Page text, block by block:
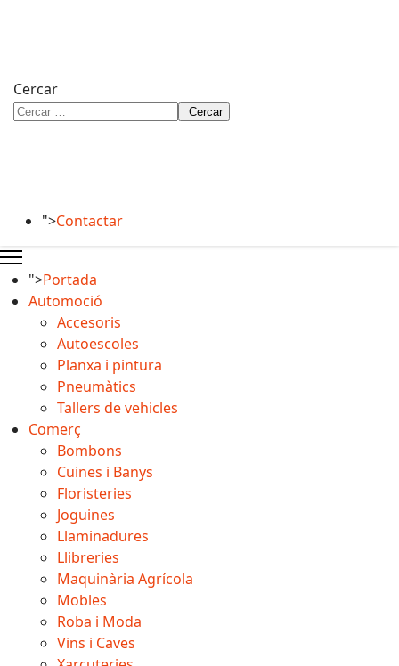
Cercar
Cercar
">Contactar
">Portada
Automoció
Accesoris
Autoescoles
Planxa i pintura
Pneumàtics
Tallers de vehicles
Comerç
Bombons
Cuines i Banys
Floristeries
Joguines
Llaminadures
Llibreries
Maquinària Agrícola
Mobles
Roba i Moda
Vins i Caves